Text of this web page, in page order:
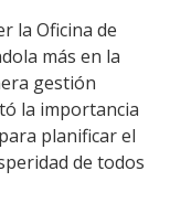
la Oficina de
más en la
gestión
la importancia
planificar el
de todos